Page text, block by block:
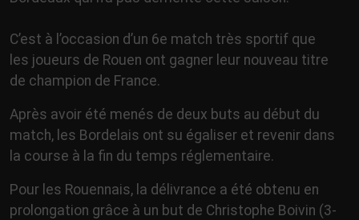
C’est à l’occasion d’un 6e match très sportif que
les joueurs de Rouen ont gagner leur nouveau titre
de champion de France.
Après avoir été menés de deux buts au début du
match, les Bordelais ont su égaliser et revenir dans
la course à la fin du temps réglementaire.
Pour les Rouennais, la délivrance a été obtenu en
prolongation grâce à un but de Christophe Boivin (3-